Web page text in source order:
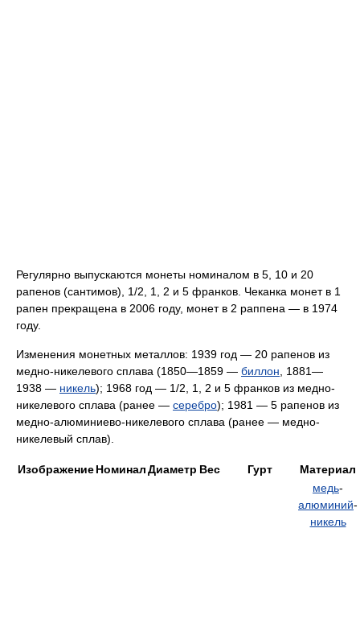
Регулярно выпускаются монеты номиналом в 5, 10 и 20
рапенов (сантимов), 1/2, 1, 2 и 5 франков. Чеканка монет в 1
рапен прекращена в 2006 году, монет в 2 раппена — в 1974
году.
Изменения монетных металлов: 1939 год — 20 рапенов из
медно-никелевого сплава (1850—1859 — биллон , 1881—
1938 — никель); 1968 год — 1/2, 1, 2 и 5 франков из медно-
никелевого сплава (ранее — серебро); 1981 — 5 рапенов из
медно-алюминиево-никелевого сплава (ранее — медно-
никелевый сплав).
ИзображениеНоминалДиаметр Вес Гурт Материал
медь-
алюминий-
никель